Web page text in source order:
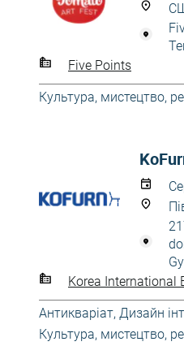
Five Points
Культура, мистецтво,
Korea International
Антикваріат, Дизайн
Культура, мистецтво,